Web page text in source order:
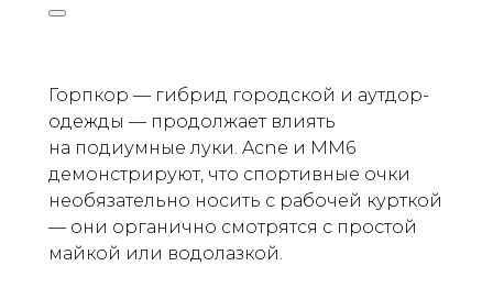
Горпкор — гибрид городской и аутдор-
одежды — продолжает влиять
на подиумные луки. Acne и MM6
демонстрируют, что спортивные очки
необязательно носить с рабочей курткой
— они органично смотрятся с простой
майкой или водолазкой.